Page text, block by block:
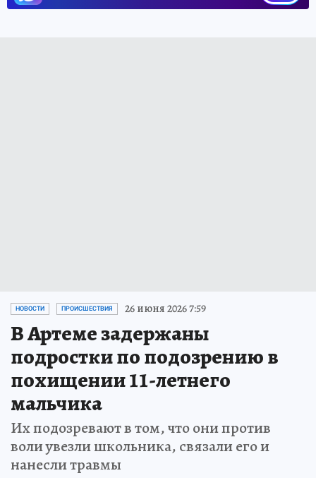
НОВОСТИ ПРОИСШЕСТВИЯ 26 июня 2026 7:59
В Артеме задержаны
подростки по подозрению в
похищении 11-летнего
мальчика
Их подозревают в том, что они против
воли увезли школьника, связали его и
нанесли травмы